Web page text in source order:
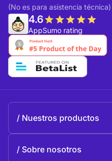
(No es para asistencia técnica)
4.6
AppSumo rating
Nuestros productos
Sobre nosotros